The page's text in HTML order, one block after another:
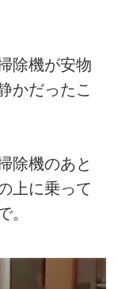
除機が安物
かだったこ
除機のあと
上に乗って
。